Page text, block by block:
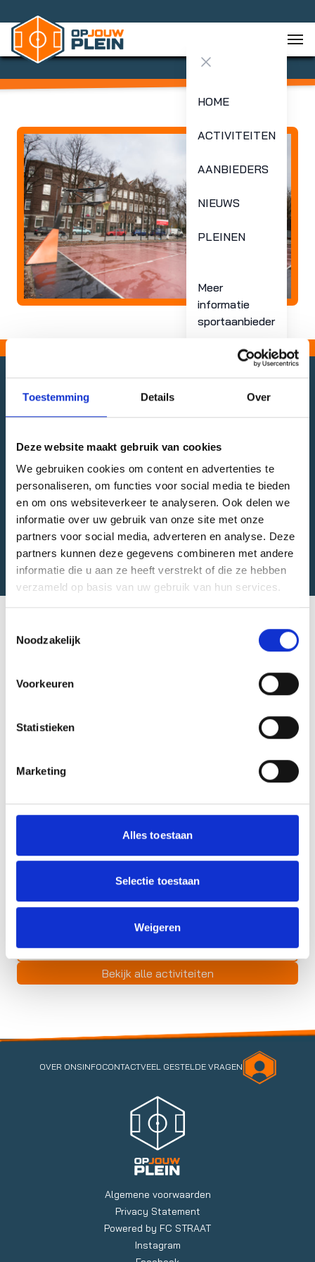
Toestemming Details Over
Deze website maakt gebruik van cookies
We gebruiken cookies om content en advertenties te
personaliseren, om functies voor social media te bieden
en om ons websiteverkeer te analyseren. Ook delen we
informatie over uw gebruik van onze site met onze
partners voor social media, adverteren en analyse. Deze
partners kunnen deze gegevens combineren met andere
informatie die u aan ze heeft verstrekt of die ze hebben
verzameld op basis van uw gebruik van hun services.
Noodzakelijk
Voorkeuren
Statistieken
Marketing
Alles toestaan
Selectie toestaan
Weigeren
Close menu
HOME
ACTIVITEITEN
AANBIEDERS
NIEUWS
PLEINEN
Meer
informatie
sportaanbieder
Krajicek Playground Schuttersveld
Type: Multiplein
Capaciteit:
Basketbalveld 1
Tennisveld 1
Tennisveld 2
Free run parcours
4 11:00 - 13:00
Concrete Lions | Krajicek
Playground Schuttersveld
SEP.
Concrete Lions
Playground Schuttersveld
11 11:00 - 13:00
Concrete Lions | Krajicek
SEP.
Concrete Lions
Playground Schuttersveld
Concrete Lions | Krajicek
Playground Schuttersveld
Bekijk alle activiteiten
OVER ONSINFOCONTACTVEEL GESTELDE VRAGEN
Algemene voorwaarden
Privacy Statement
Powered by FC STRAAT
Instagram